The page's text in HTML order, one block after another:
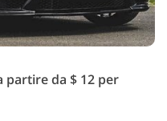
partire da $ 12 per